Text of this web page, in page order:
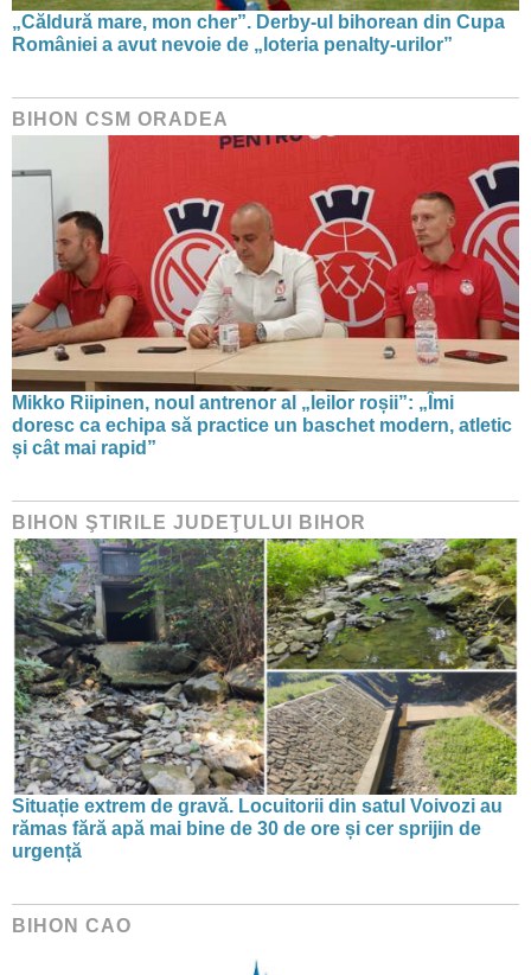
„Căldură mare, mon cher”. Derby-ul bihorean din Cupa
României a avut nevoie de „loteria penalty-urilor”
BIHON CSM ORADEA
Mikko Riipinen, noul antrenor al „leilor roșii”: „Îmi
doresc ca echipa să practice un baschet modern, atletic
și cât mai rapid”
BIHON ŞTIRILE JUDEŢULUI BIHOR
Situație extrem de gravă. Locuitorii din satul Voivozi au
rămas fără apă mai bine de 30 de ore și cer sprijin de
urgență
BIHON CAO